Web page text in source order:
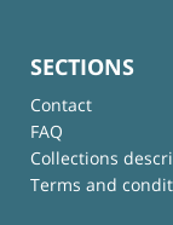
SECTIONS
Contact
FAQ
Collections
Terms and